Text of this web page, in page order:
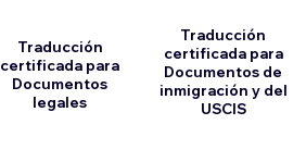
Traducción
certificada para
Documentos
legales
Traducción
certificada para
Documentos de
inmigración y del
USCIS